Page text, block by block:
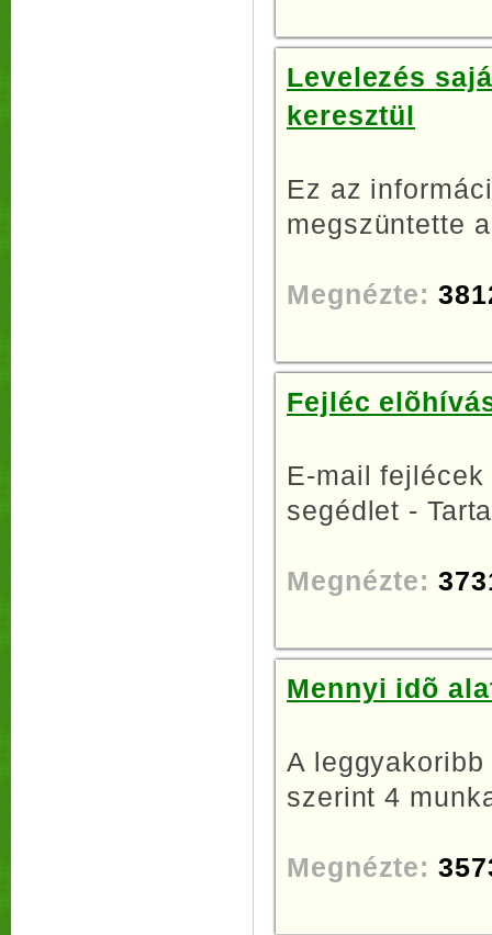
Levelezés
keresztül
Ez az
megszüntette
Megnézte:
Fejléc
E-mail
segédlet -
Megnézte:
Mennyi idõ
A
szerint 4
Megnézte: